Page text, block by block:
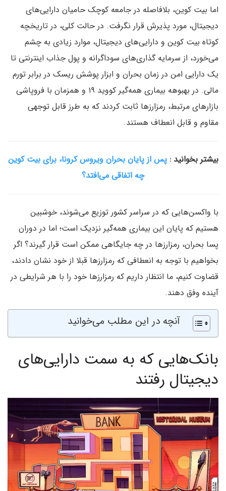
اما بیت کوین، بلافاصله در جامعه کوچک حامیان دارایی‌های
دیجیتال، مورد پذیرش قرار نگرفت. در حالت کلی، در تاریخچه
کوتاه بیت کوین و دارایی‌های دیجیتال، موارد زیادی به چشم
می‌خورد، از سرمایه گذاری‌های سوداگرانه و پول جذاب اینترنتی تا
یک دارایی امن در زمان بحران و ابزار پوشش ریسک در برابر تورم
مالی. در بهبوهه بیماری همه‌گیر کووید ۱۹ و همزمان با فروپاشی
بازارهای مرتبط، رمزارزها ثابت کردند که به طرز قابل توجهی
مقاوم و قابل انعطاف هستند.
بیشتر بخوانید :پس از پایان بحران ویروس کرونا، برای بیت کوین
چه اتفاقی می‌افتد؟
با واکسن‌هایی که در سراسر کشور توزیع می‌شوند، خوشبین
هستیم که پایان این بیماری همه‌گیر نزدیک است؛ اما در دوران
پسا بحران، رمزارزها در چه جایگاهی ممکن است قرار گیرند؟ اگر
بخواهیم با توجه به انعطافی که رمزارزها قبلا از خود نشان دادند،
قضاوت کنیم، ما انتظار داریم که رمزارزها خود را با هر شرایطی در
آینده وفق دهند.
آنچه در این مطلب می‌خوانید
بانک‌هایی که به سمت دارایی‌های
دیجیتال رفتند